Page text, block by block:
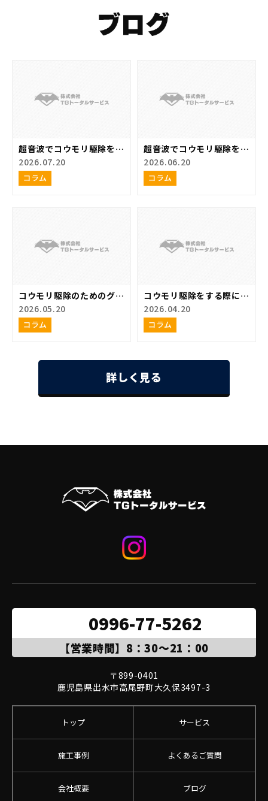
超音波でコウモリ駆除をす
るのが難しい場合があるの
はどうして？
2026.07.20
コラム
超音波でコウモリ駆除をす
るメリット
2026.06.20
コラム
コウモリ駆除のためのグッ
ズ
2026.05.20
コラム
コウモリ駆除をする際に抑
えておくべき注意点
2026.04.20
コラム
詳しく見る
0996-77-5262
【営業時間】8：30～21：00
〒899-0401
鹿児島県出水市高尾野町大久保3497-3
トップ
よくあるご質問
サービス
会社概要
施工事例
ブログ